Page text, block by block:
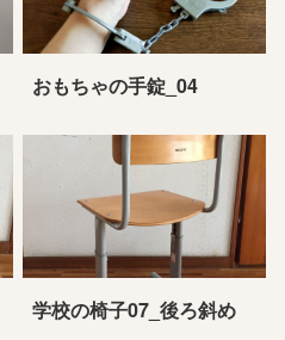
おもちゃの手錠_04
学校の椅子07_後ろ斜め